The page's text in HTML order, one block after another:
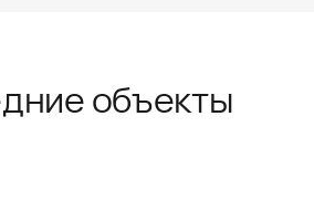
объекты